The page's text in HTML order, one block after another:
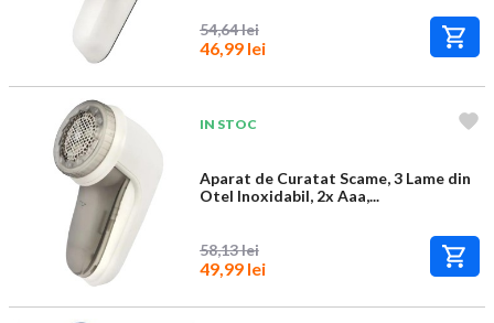
54,64 lei
46,99 lei
IN STOC
Aparat de Curatat Scame, 3 Lame din
Otel Inoxidabil, 2x Aaa,...
58,13 lei
49,99 lei